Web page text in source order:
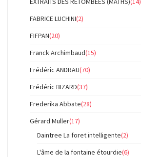
FABRICE LUCHINI(2)
FIFPAN(20)
Franck Archimbaud(15)
Frédéric ANDRAU(70)
Frédéric BIZARD(37)
Frederika Abbate(28)
Gérard Muller(17)
Daintree La foret intelligente(2)
L'âme de la fontaine étourdie(6)